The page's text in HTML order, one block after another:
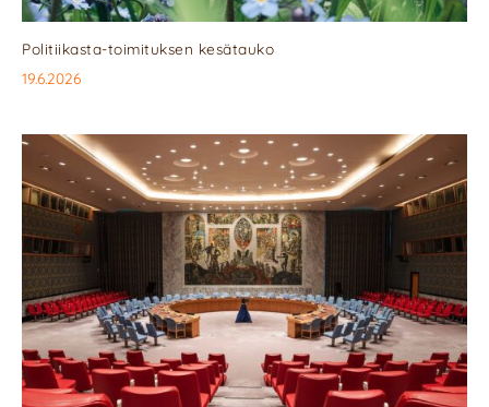
Politiikasta-toimituksen kesätauko
19.6.2026